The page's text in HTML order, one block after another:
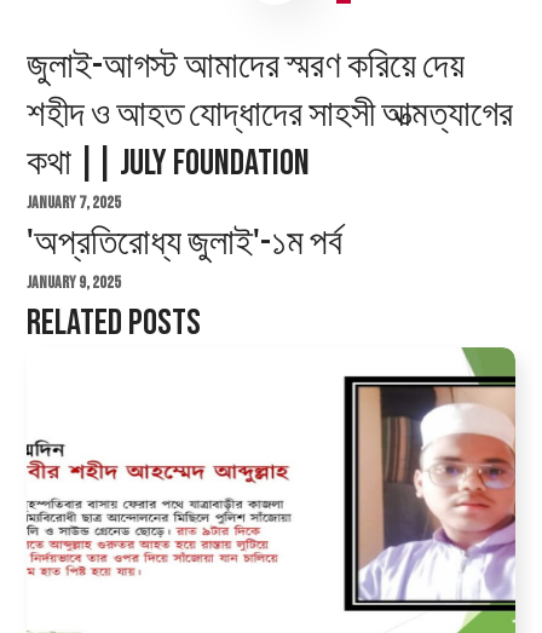
জুলাই-আগস্ট আমাদের স্মরণ করিয়ে দেয়
শহীদ ও আহত যোদ্ধাদের সাহসী আত্মত্যাগের
কথা || July Foundation
January 7, 2025
'অপ্রতিরোধ্য জুলাই'-১ম পর্ব
January 9, 2025
Related Posts